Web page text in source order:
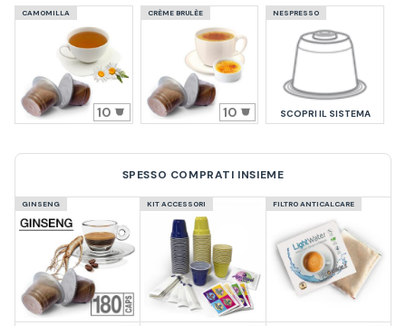
CAMOMILLA
10
CRÈME BRULÈE
10
NESPRESSO
SCOPRI IL SISTEMA
SPESSO COMPRATI INSIEME
GINSENG KIT ACCESSORI FILTRO ANTICALCARE